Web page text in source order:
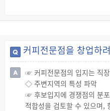
군수·구청장에게 등록해야
◇ 사업자등록
☞ 영업등록을 마친 사업자
☞ 커피전문점 창업 시 이미
커피전문점을 창업하
☞ 커피전문점의 입지는 직
◇ 주변지역의 특성 파악
☞ 후보입지에 경쟁점의 분
적합성을 검토할 수 있으며,